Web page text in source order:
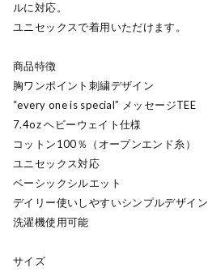
ルに対応。
ユニセックスで着用いただけます。
商品特徴
胸ワンポイント刺繍デザイン
“every one is special” メッセージTEE
7.4oz ヘビーウェイト仕様
コットン100％（オープンエンド糸）
ユニセックス対応
ベーシックシルエット
デイリー使いしやすいシンプルデザイン
洗濯機使用可能
サイズ